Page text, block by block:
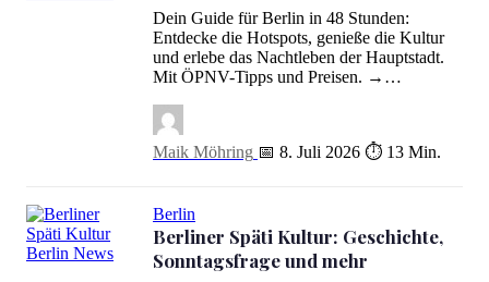
Berlin in 48 Stunden: Dein perfektes Wochenendprogramm
Dein Guide für Berlin in 48 Stunden:
Entdecke die Hotspots, genieße die Kultur
und erlebe das Nachtleben der Hauptstadt.
Mit ÖPNV-Tipps und Preisen. →…
Maik Möhring 📅 8. Juli 2026 ⏱ 13 Min.
Berliner Späti Kultur: Geschichte, Sonntagsfrage und mehr
Berlin
Berliner Späti Kultur: Geschichte,
Sonntagsfrage und mehr